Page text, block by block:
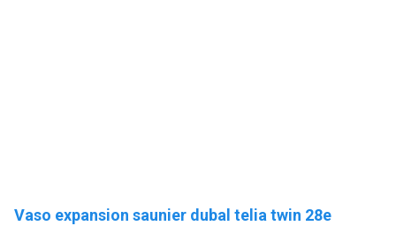
Vaso expansion saunier dubal telia twin 28e